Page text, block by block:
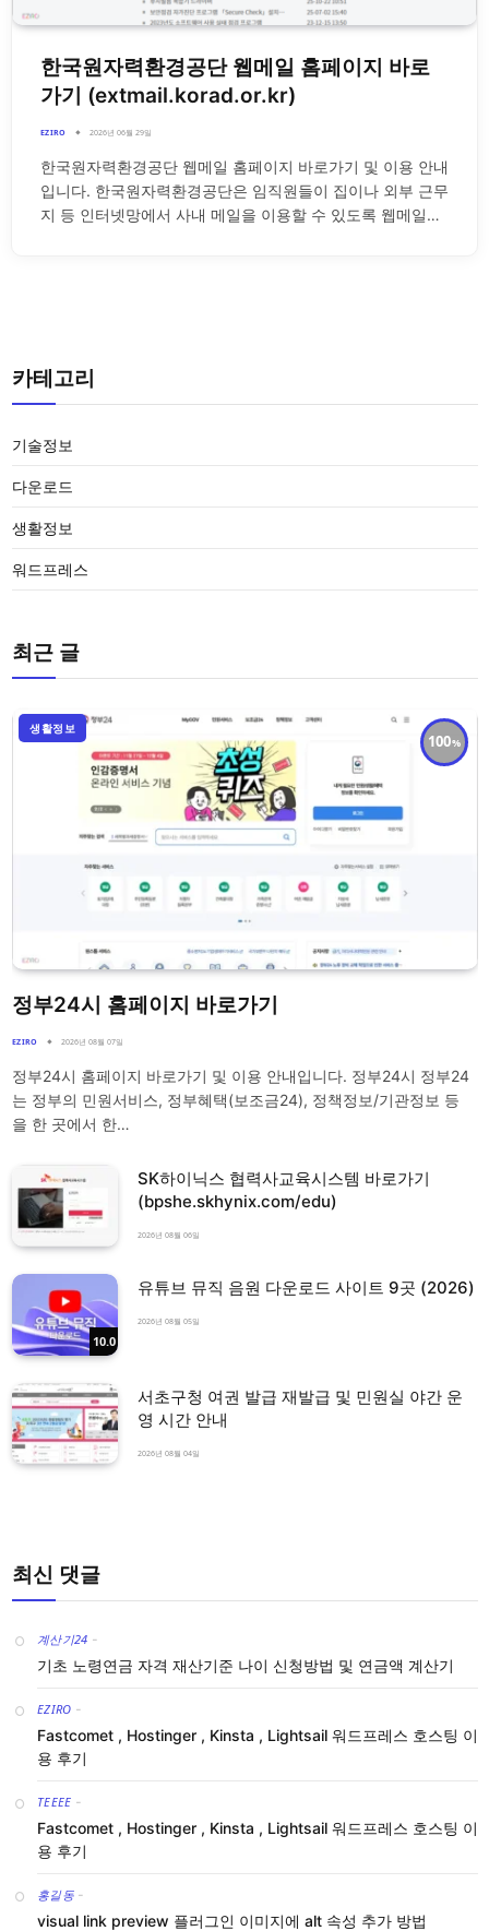
한국원자력환경공단 웹메일 홈페이지 바로
가기 (extmail.korad.or.kr)
EZIRO 2026년 06월 29일
한국원자력환경공단 웹메일 홈페이지 바로가기 및 이용 안내
입니다. 한국원자력환경공단은 임직원들이 집이나 외부 근무
지 등 인터넷망에서 사내 메일을 이용할 수 있도록 웹메일…
카테고리
기술정보
다운로드
생활정보
워드프레스
최근 글
100
생활정보
정부24시 홈페이지 바로가기
EZIRO 2026년 08월 07일
정부24시 홈페이지 바로가기 및 이용 안내입니다. 정부24시 정부24
는 정부의 민원서비스, 정부혜택(보조금24), 정책정보/기관정보 등
을 한 곳에서 한…
SK하이닉스 협력사교육시스템 바로가기
(bpshe.skhynix.com/edu)
2026년 08월 06일
10.0
유튜브 뮤직 음원 다운로드 사이트 9곳 (2026)
2026년 08월 05일
서초구청 여권 발급 재발급 및 민원실 야간 운
영 시간 안내
2026년 08월 04일
최신 댓글
계산기24 -
기초 노령연금 자격 재산기준 나이 신청방법 및 연금액 계산기
EZIRO -
Fastcomet , Hostinger , Kinsta , Lightsail 워드프레스 호스팅 이
용 후기
TEEEE -
Fastcomet , Hostinger , Kinsta , Lightsail 워드프레스 호스팅 이
용 후기
홍길동 -
visual link preview 플러그인 이미지에 alt 속성 추가 방법